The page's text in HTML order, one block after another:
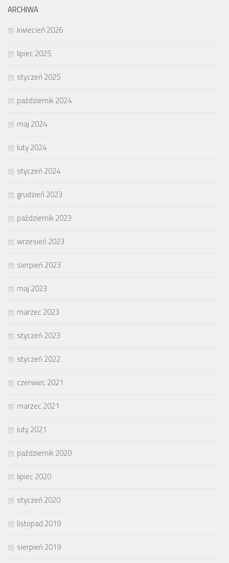
ARCHIWA
kwiecień 2026
lipiec 2025
styczeń 2025
październik 2024
maj 2024
luty 2024
styczeń 2024
grudzień 2023
październik 2023
wrzesień 2023
sierpień 2023
maj 2023
marzec 2023
styczeń 2023
styczeń 2022
czerwiec 2021
marzec 2021
luty 2021
październik 2020
lipiec 2020
styczeń 2020
listopad 2019
sierpień 2019